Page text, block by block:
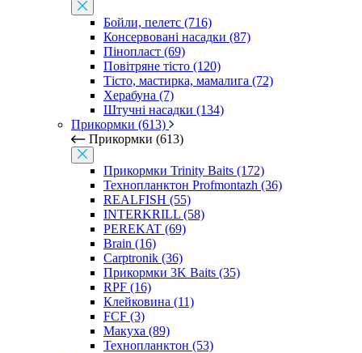
Бойли, пелетс (716)
Консервовані насадки (87)
Пінопласт (69)
Повітряне тісто (120)
Тісто, мастирка, мамалига (72)
Херабуна (7)
Штучні насадки (134)
Прикормки (613)
Прикормки (613)
Прикормки Trinity Baits (172)
Технопланктон Profmontazh (36)
REALFISH (55)
INTERKRILL (58)
PEREKAT (69)
Brain (16)
Carptronik (36)
Прикормки 3K Baits (35)
RPF (16)
Клейковина (11)
FCF (3)
Макуха (89)
Технопланктон (53)